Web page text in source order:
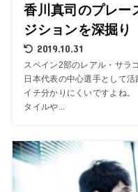
香川真司のプレー
ジションを深掘り
2019.10.31
スペイン2部のレアル・サラ
日本代表の中心選手として
イチ分かりにくいですよね
タイルや...